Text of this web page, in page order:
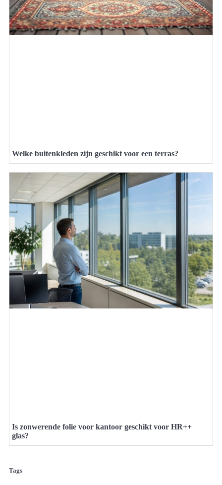
Welke buitenkleden zijn geschikt voor een terras?
Is zonwerende folie voor kantoor geschikt voor HR++
glas?
Tags